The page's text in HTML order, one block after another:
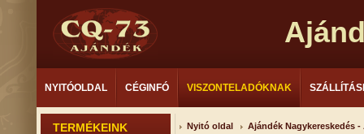
NYITÓOLDAL CÉGINFÓ VISZONTELADÓKNAK
TERMÉKEINK Nyitó oldal Ajándék Nagykereskedés